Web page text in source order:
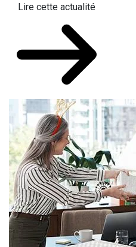
Lire cette actualité